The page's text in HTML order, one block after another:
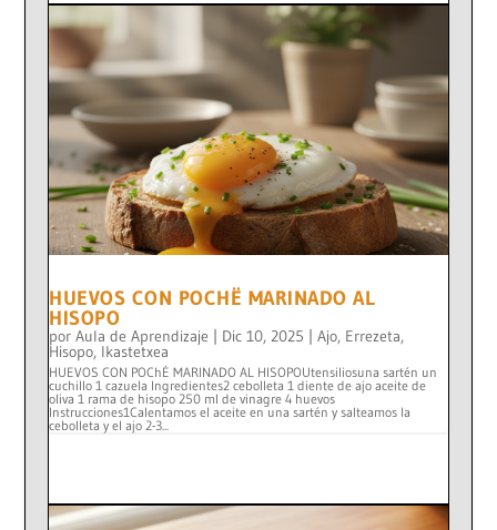
HUEVOS CON POCHË MARINADO AL
HISOPO
porAula de Aprendizaje | Dic 10, 2025 |Ajo, Errezeta,
Hisopo, Ikastetxea
HUEVOS CON POChÉ MARINADO AL HISOPOUtensiliosuna sartén un
cuchillo 1 cazuela Ingredientes2 cebolleta 1 diente de ajo aceite de
oliva 1 rama de hisopo 250 ml de vinagre 4 huevos
Instrucciones1Calentamos el aceite en una sartén y salteamos la
cebolleta y el ajo 2-3...